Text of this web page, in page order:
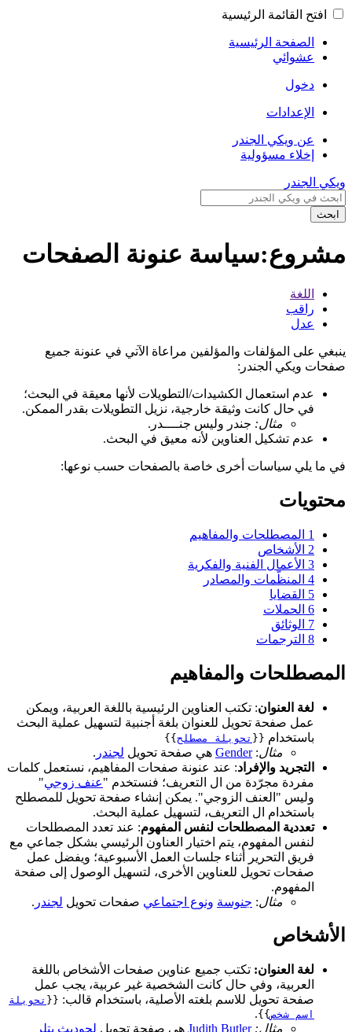
افتح القائمة الرئيسية
الصفحة الرئيسية
عشوائي
دخول
الإعدادات
عن ويكي الجندر
إخلاء مسؤولية
ويكي الجندر
ابحث
مشروع:سياسة عنونة الصفحات
اللغة
راقب
عدل
ينبغي على المؤلفات والمؤلفين مراعاة الآتي في عنونة جميع
صفحات ويكي الجندر:
عدم استعمال الكشيدات/التطويلات لأنها معيقة في البحث؛
في حال كانت وثيقة خارجية، نزيل التطويلات بقدر الممكن.
مثال: جندر وليس جنــــدر.
عدم تشكيل العناوين لأنه معيق في البحث.
في ما يلي سياسات أخرى خاصة بالصفحات حسب نوعها:
محتويات
1 المصطلحات والمفاهيم
2 الأشخاص
3 الأعمال الفنية والفكرية
4 المنظّمات والمصادر
5 القضايا
6 الحملات
7 الوثائق
8 الترجمات
المصطلحات والمفاهيم
لغة العنوان: تكتب العناوين الرئيسية باللغة العربية، ويمكن
عمل صفحة تحويل للعنوان بلغة أجنبية لتسهيل عملية البحث
باستخدام {{ تحويلة مصطلح}}
مثال:
Gender هي صفحة تحويل لجندر .
التجريد والإفراد: عند عنونة صفحات المفاهيم، نستعمل كلمات
مفردة مجرّدة من ال التعريف؛ فنستخدم "عنف زوجي"
وليس "العنف الزوجي". يمكن إنشاء صفحة تحويل للمصطلح
باستخدام ال التعريف، لتسهيل عملية البحث.
تعددية المصطلحات لنفس المفهوم: عند تعدد المصطلحات
لنفس المفهوم، يتم اختيار العناون الرئيسي بشكل جماعي مع
فريق التحرير أثناء جلسات العمل الأسبوعية؛ ويفضل عمل
صفحات تحويل للعناوين الأخرى، لتسهيل الوصول إلى صفحة
المفهوم.
مثال: جنوسة ونوع اجتماعي صفحات تحويل لجندر .
الأشخاص
لغة العنوان: تكتب جميع عناوين صفحات الأشخاص باللغة
العربية، وفي حال كانت الشخصية غير عربية، يجب عمل
صفحة تحويل للاسم بلغته الأصلية، باستخدام قالب: {{ تحويلة
اسم شخص}}
.
مثال: Judith Butler هي صفحة تحويل لجوديث بتلر